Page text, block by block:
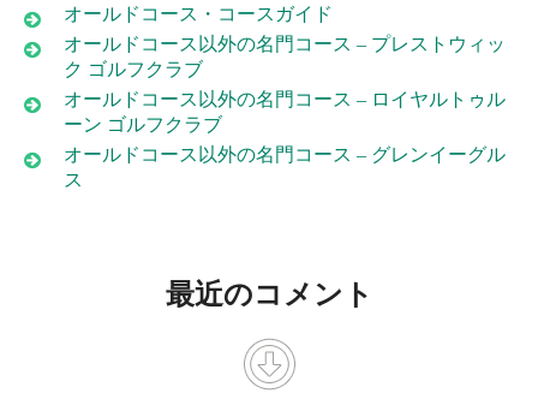
オールドコース・コースガイド
オールドコース以外の名門コース – プレストウィッ
ク ゴルフクラブ
オールドコース以外の名門コース – ロイヤルトゥル
ーン ゴルフクラブ
オールドコース以外の名門コース – グレンイーグル
ス
最近のコメント